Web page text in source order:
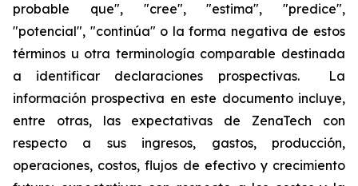
probable que", "cree", "estima", "predice",
"potencial", "continúa" o la forma negativa de estos
términos u otra terminología comparable destinada
a identificar declaraciones prospectivas. La
información prospectiva en este documento incluye,
entre otras, las expectativas de ZenaTech con
respecto a sus ingresos, gastos, producción,
operaciones, costos, flujos de efectivo y crecimiento